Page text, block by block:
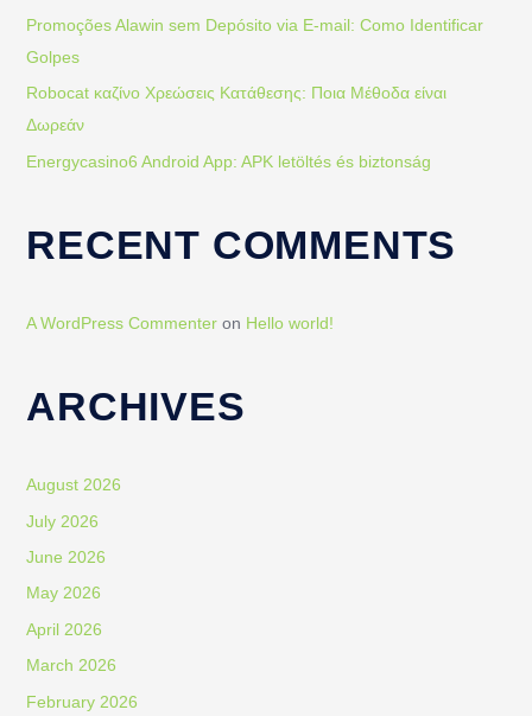
Promoções Alawin sem Depósito via E-mail: Como Identificar
Golpes
Robocat καζίνο Χρεώσεις Κατάθεσης: Ποια Μέθοδα είναι
Δωρεάν
Energycasino6 Android App: APK letöltés és biztonság
RECENT COMMENTS
A WordPress Commenter on Hello world!
ARCHIVES
August 2026
July 2026
June 2026
May 2026
April 2026
March 2026
February 2026